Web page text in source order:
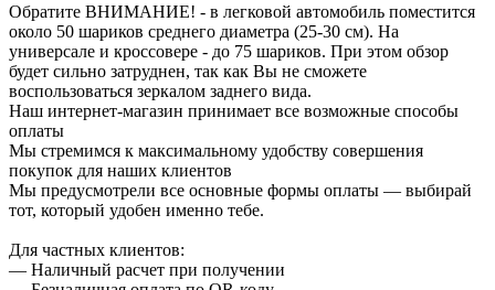
Обратите ВНИМАНИЕ! - в легковой автомобиль поместится
около 50 шариков среднего диаметра (25-30 см). На
универсале и кроссовере - до 75 шариков. При этом обзор
будет сильно затруднен, так как Вы не сможете
воспользоваться зеркалом заднего вида.
Наш интернет-магазин принимает все возможные способы
оплаты
Мы стремимся к максимальному удобству совершения
покупок для наших клиентов
Мы предусмотрели все основные формы оплаты — выбирай
тот, который удобен именно тебе.
Для частных клиентов:
— Наличный расчет при получении